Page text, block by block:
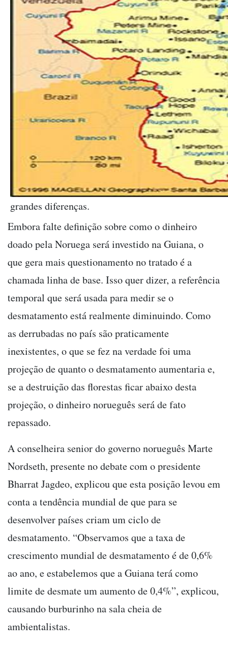
grandes diferenças.
Embora falte definição sobre como o dinheiro
doado pela Noruega será investido na Guiana, o
que gera mais questionamento no tratado é a
chamada linha de base. Isso quer dizer, a referência
temporal que será usada para medir se o
desmatamento está realmente diminuindo. Como
as derrubadas no país são praticamente
inexistentes, o que se fez na verdade foi uma
projeção de quanto o desmatamento aumentaria e,
se a destruição das florestas ficar abaixo desta
projeção, o dinheiro norueguês será de fato
repassado.
A conselheira senior do governo norueguês Marte
Nordseth, presente no debate com o presidente
Bharrat Jagdeo, explicou que esta posição levou em
conta a tendência mundial de que para se
desenvolver países criam um ciclo de
desmatamento. “Observamos que a taxa de
crescimento mundial de desmatamento é de 0,6%
ao ano, e estabelemos que a Guiana terá como
limite de desmate um aumento de 0,4%”, explicou,
causando burburinho na sala cheia de
ambientalistas.